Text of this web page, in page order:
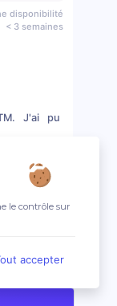
disponibilité
< 3 semaines
J'ai pu
le contrôle sur
accepter